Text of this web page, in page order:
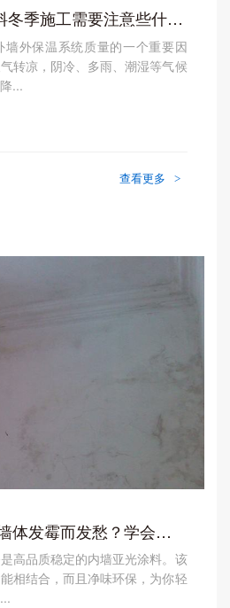
涂可诺漆|外墙涂料冬季施工需要注意些什么？
外保温系统质量的一个重要因
转凉，阴冷、多雨、潮湿等气候
...
查看更多 >
涂可诺漆| 还在为墙体发霉而发愁？学会这几招轻松解决！
高品质稳定的内墙亚光涂料。该
相结合，而且净味环保，为你轻